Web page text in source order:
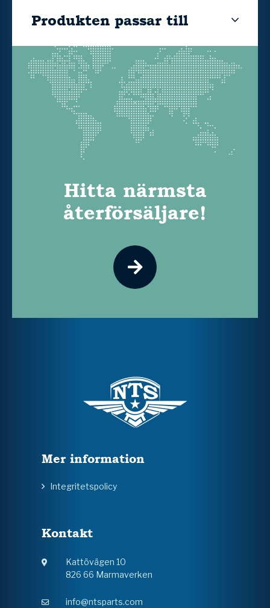
Produkten passar till
Hitta närmsta
återförsäljare!
Mer information
Integritetspolicy
Kontakt
Kattövägen 10
826 66 Marmaverken
info@ntsparts.com